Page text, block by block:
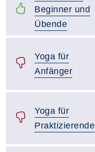
Beginner und
Übende
Yoga für
Anfänger
Yoga für
Praktizierende